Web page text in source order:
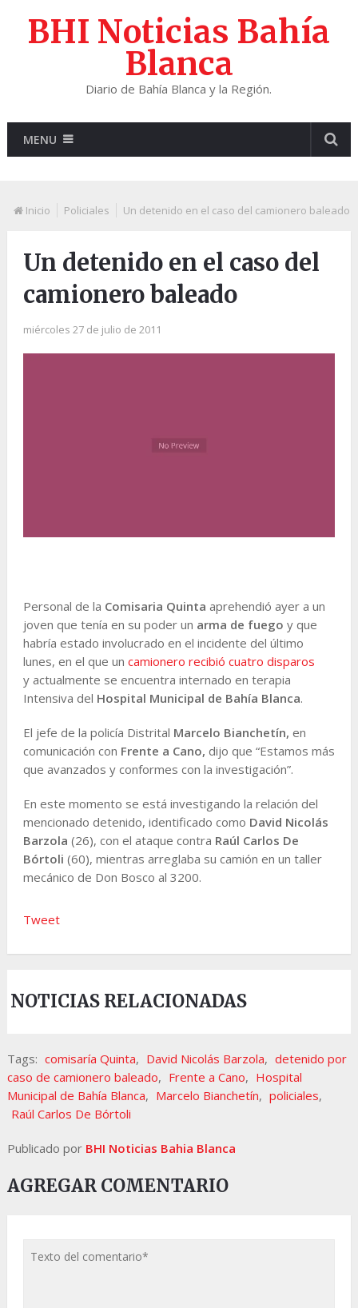
BHI Noticias Bahía
Blanca
Diario de Bahía Blanca y la Región.
MENU
Inicio Policiales Un detenido en el caso del camionero baleado
Un detenido en el caso del
camionero baleado
miércoles 27 de julio de 2011
Personal de la Comisaria Quinta aprehendió ayer a un
joven que tenía en su poder un arma de fuego y que
habría estado involucrado en el incidente del último
lunes, en el que un camionero recibió cuatro disparos
y actualmente se encuentra internado en terapia
Intensiva del Hospital Municipal de Bahía Blanca.
El jefe de la policía Distrital Marcelo Bianchetín, en
comunicación con Frente a Cano, dijo que “Estamos más
que avanzados y conformes con la investigación”.
En este momento se está investigando la relación del
mencionado detenido, identificado como David Nicolás
Barzola (26), con el ataque contra Raúl Carlos De
Bórtoli (60), mientras arreglaba su camión en un taller
mecánico de Don Bosco al 3200.
Tweet
NOTICIAS RELACIONADAS
Tags: comisaría Quinta, David Nicolás Barzola, detenido por
caso de camionero baleado, Frente a Cano, Hospital
Municipal de Bahía Blanca, Marcelo Bianchetín, policiales,
Raúl Carlos De Bórtoli
Publicado por BHI Noticias Bahia Blanca
AGREGAR COMENTARIO